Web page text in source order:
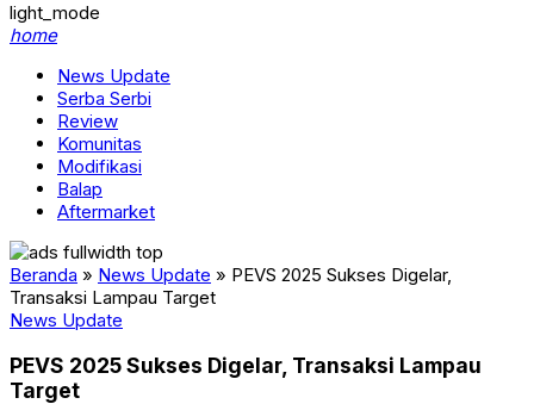
light_mode
home
News Update
Serba Serbi
Review
Komunitas
Modifikasi
Balap
Aftermarket
Beranda » News Update » PEVS 2025 Sukses Digelar,
Transaksi Lampau Target
News Update
PEVS 2025 Sukses Digelar, Transaksi Lampau
Target